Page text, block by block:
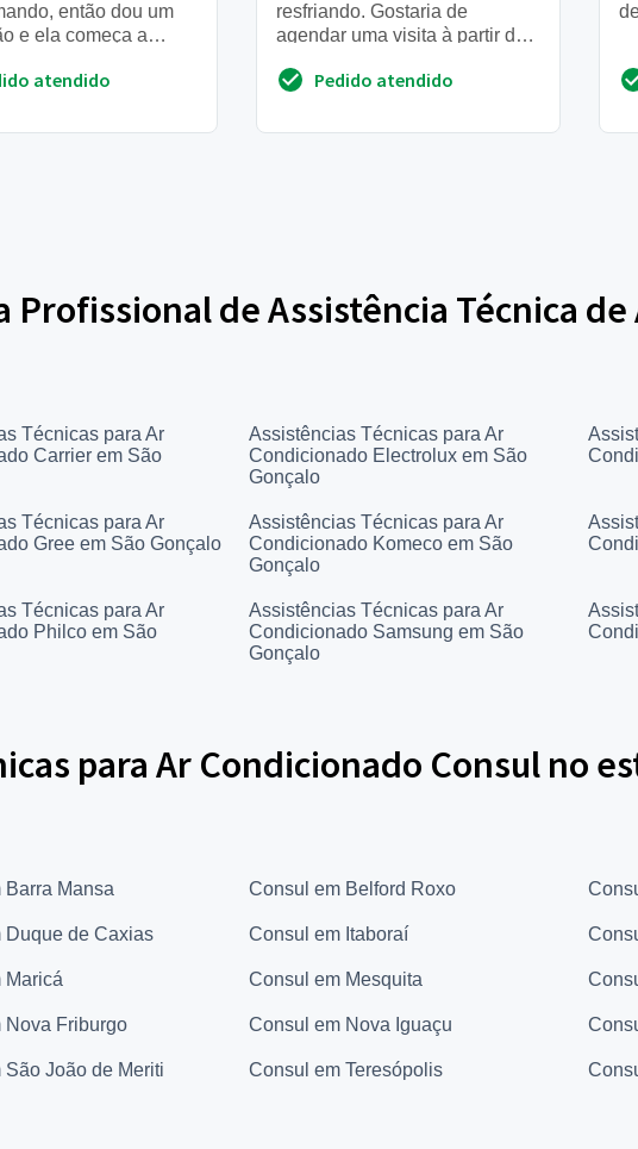
então dou um
e ela começa a
desejada...
atendido
resfriando. Gostaria de
agendar uma visita à partir de
Pedido atendido
Profissional de Assistência Técnica de
Técnicas para Ar
Carrier em São
Assistências Técnicas para Ar
Condicionado Electrolux em São
Gonçalo
Técnicas para Ar
Gree em São Gonçalo
Assistências Técnicas para Ar
Condicionado Komeco em São
Gonçalo
Técnicas para Ar
Philco em São
Assistências Técnicas para Ar
Condicionado Samsung em São
Gonçalo
para Ar Condicionado Consul no
Mansa Consul em Belford Roxo
Duque de Caxias Consul em Itaboraí
Maricá Consul em Mesquita
Nova Friburgo Consul em Nova Iguaçu
São João de Meriti Consul em Teresópolis